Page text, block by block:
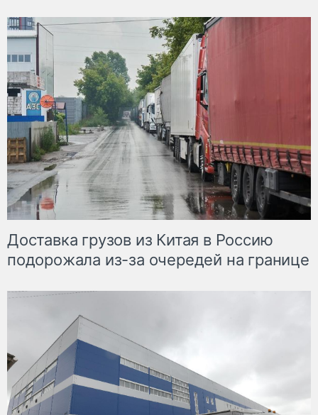
Доставка грузов из Китая в Россию
подорожала из-за очередей на границе